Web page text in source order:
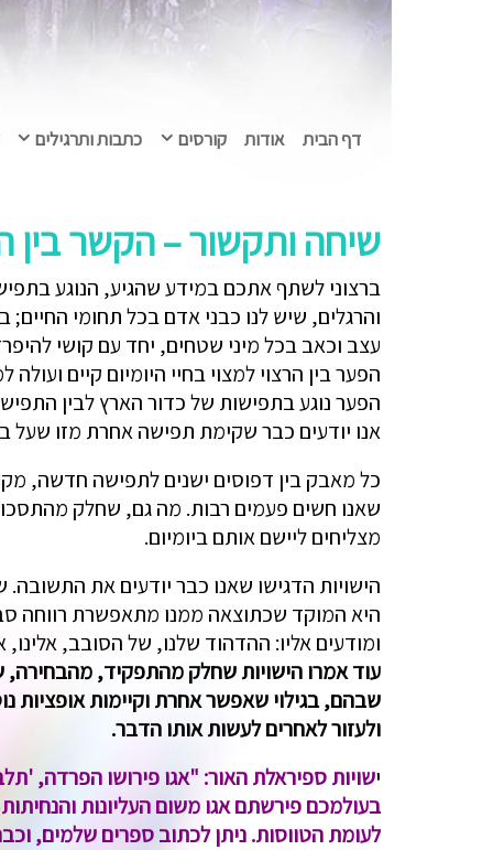
דף הבית אודות קורסים כתבות ותרגילים
שיחה ותקשור – הקשר בין האגו
ברצוני לשתף אתכם במידע שהגיע, הנוגע
והרגלים, שיש לנו כבני אדם בכל תחומי
עצב וכאב בכל מיני שטחים, יחד עם קושי
הפער בין הרצוי למצוי בחיי היומיום קיים
הפער נוגע בתפישות של כדור הארץ לבין
אנו יודעים כבר שקימת תפישה אחרת מזו שעל
כל מאבק בין דפוסים ישנים לתפישה חדשה,
שאנו חשים פעמים רבות. מה גם, שחלק
מצליחים ליישם אותם ביומיום.
הישויות הדגישו שאנו כבר יודעים את
היא המוקד שכתוצאה ממנו מתאפשרת רווחה
ומודעים אליו: ההדהוד שלנו, של הסובב, אלינו,
עוד אמרו הישויות שחלק מהתפקיד, מהבחירה,
שבהם, בגילוי שאפשר אחרת וקיימות אופציות
ולעזור לאחרים לעשות אותו הדבר.
ישויות ספיראלת האור: "אגו פירושו הפרדה,
בעולמכם פירשתם אגו משום העליונות
לעומת הטווסות. ניתן לכתוב ספרים שלמים,